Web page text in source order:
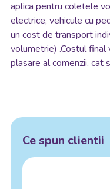
aplica pentru coletele
electrice, vehicule cu
un cost de transport
volumetrie) .Costul
plasare al comenzii, cat
Ce spun clientii